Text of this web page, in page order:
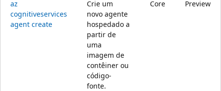
az
cognitiveservices
agent create
Crie um
novo agente
hospedado a
partir de
uma
imagem de
contêiner ou
código-
fonte.
Core Preview